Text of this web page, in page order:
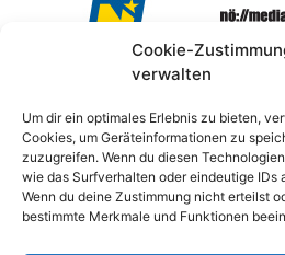
Cookie-
verwalten
Um dir ein optimales Erlebnis zu bieten,
Cookies, um Geräteinformationen zu
zuzugreifen. Wenn du diesen
wie das Surfverhalten oder eindeutige IDs
Wenn du deine Zustimmung nicht erteilst
bestimmte Merkmale und Funktionen